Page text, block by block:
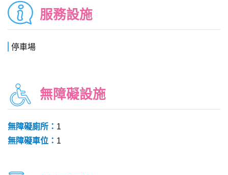
服務設施
停車場
無障礙設施
無障礙廁所： 1
無障礙車位： 1